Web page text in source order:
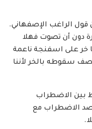
قول الراغب الإصفهاني.
دون أن تصوت فهلا
خر على اسفنجة ناعمة
سقوطه بالخر لأننا
بين الاضطراب
الاضطراب مع